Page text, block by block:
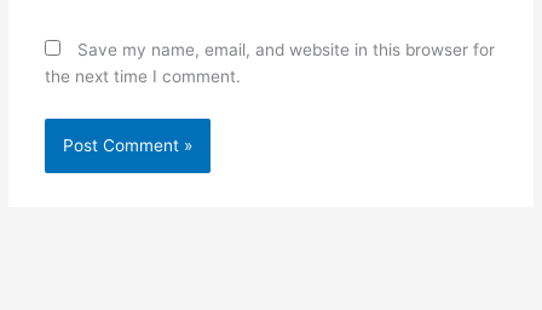
Save my name, email, and website in this browser for
the next time I comment.